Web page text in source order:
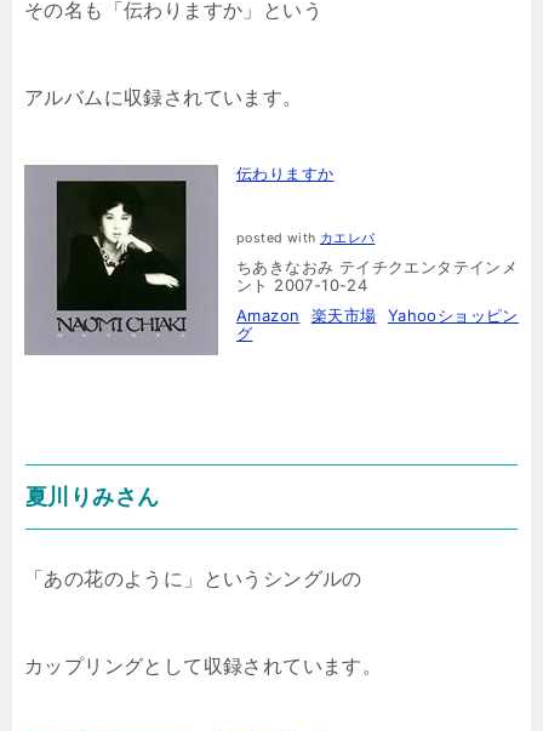
その名も「伝わりますか」という
アルバムに収録されています。
伝わりますか
posted with カエレバ
ちあきなおみ テイチクエンタテインメ
ント 2007-10-24
Amazon
楽天市場
Yahooショッピン
グ
夏川りみさん
「あの花のように」というシングルの
カップリングとして収録されています。